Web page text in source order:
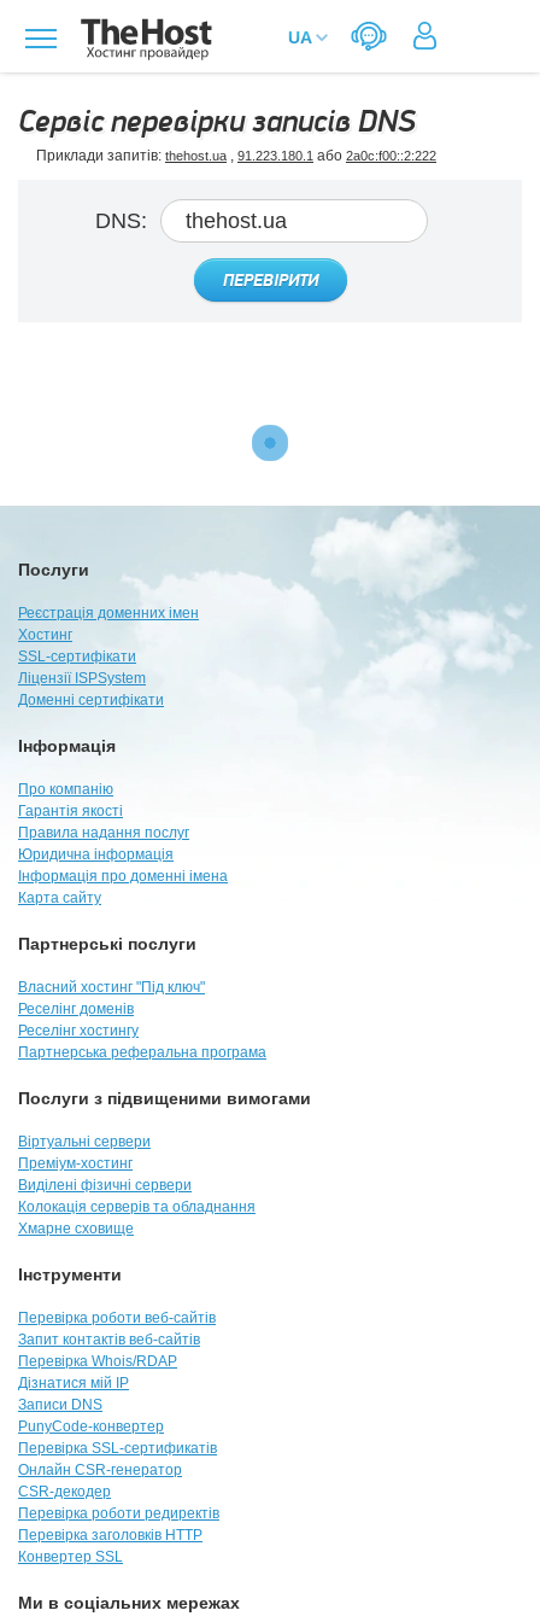
Сервіс перевірки записів DNS
Приклади запитів: thehost.ua , 91.223.180.1 або 2a0c:f00::2:222
DNS:
ПЕРЕВІРИТИ
Послуги
Реєстрація доменних імен
Хостинг
SSL-сертифікати
Ліцензії ISPSystem
Доменні сертифікати
Інформація
Про компанію
Гарантія якості
Правила надання послуг
Юридична інформація
Інформація про доменні імена
Карта сайту
Партнерські послуги
Власний хостинг "Під ключ"
Реселінг доменів
Реселінг хостингу
Партнерська реферальна програма
Послуги з підвищеними вимогами
Віртуальні сервери
Преміум-хостинг
Виділені фізичні сервери
Колокація серверів та обладнання
Хмарне сховище
Інструменти
Перевірка роботи веб-сайтів
Запит контактів веб-сайтів
Перевірка Whois/RDAP
Дізнатися мій IP
Записи DNS
PunyCode-конвертер
Перевірка SSL-сертификатів
Онлайн CSR-генератор
CSR-декодер
Перевірка роботи редиректів
Перевірка заголовків HTTP
Конвертер SSL
Ми в соціальних мережах